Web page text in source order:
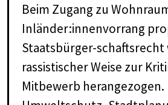
Beim Zugang zu
Inländer:innenvorrang
Staatsbürger-schaftsrecht
rassistischer Weise zur
Mitbewerb herangezogen.